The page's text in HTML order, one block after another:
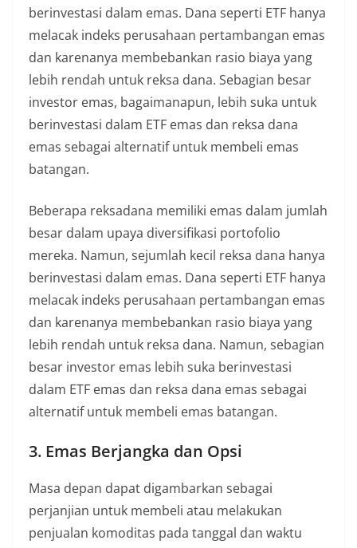
berinvestasi dalam emas. Dana seperti ETF hanya
melacak indeks perusahaan pertambangan emas
dan karenanya membebankan rasio biaya yang
lebih rendah untuk reksa dana. Sebagian besar
investor emas, bagaimanapun, lebih suka untuk
berinvestasi dalam ETF emas dan reksa dana
emas sebagai alternatif untuk membeli emas
batangan.
Beberapa reksadana memiliki emas dalam jumlah
besar dalam upaya diversifikasi portofolio
mereka. Namun, sejumlah kecil reksa dana hanya
berinvestasi dalam emas. Dana seperti ETF hanya
melacak indeks perusahaan pertambangan emas
dan karenanya membebankan rasio biaya yang
lebih rendah untuk reksa dana. Namun, sebagian
besar investor emas lebih suka berinvestasi
dalam ETF emas dan reksa dana emas sebagai
alternatif untuk membeli emas batangan.
3. Emas Berjangka dan Opsi
Masa depan dapat digambarkan sebagai
perjanjian untuk membeli atau melakukan
penjualan komoditas pada tanggal dan waktu